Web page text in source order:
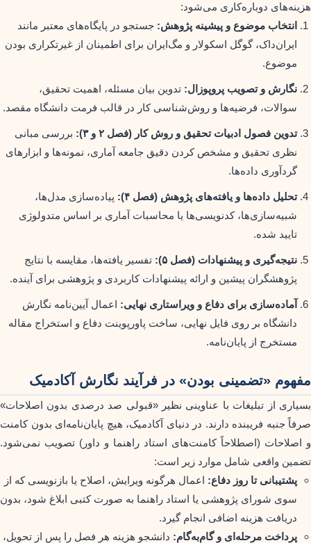
هزینه‌های دوباره‌کاری می‌شود:
انتخاب موضوع و پیشینه پژوهش: جستجو در پایگاه‌های معتبر مانند
ایران‌داک، گوگل اسکولار و مگ‌ایران برای اطمینان از غیرتکراری بودن
موضوع.
نگارش و تصویب پروپوزال: تدوین بیان مسئله، اهمیت تحقیق،
سوالات، فرضیه‌ها و روش‌شناسی کار در قالب فرمت دانشگاه مقصد.
تدوین فصول ادبیات تحقیق و روش کار (فصل ۲ و ۳):
بررسی مبانی
نظری تحقیق و مشخص کردن دقیق جامعه آماری، نمونه‌ها و ابزارهای
گردآوری داده‌ها.
تحلیل داده‌ها و یافته‌های پژوهش (فصل ۴):
پیاده‌سازی مدل‌ها،
شبیه‌سازی‌ها، کدنویسی‌ها یا محاسبات آماری بر اساس متدولوژی
تایید شده.
نتیجه‌گیری و پیشنهادات (فصل ۵):
تفسیر یافته‌ها، مقایسه با نتایج
پژوهشگران پیشین و ارائه پیشنهادات کاربردی و پژوهشی برای آینده.
آماده‌سازی برای دفاع و ویراستاری نهایی: اعمال آیین‌نامه نگارش
دانشگاه بر روی فایل نهایی، ساخت پاورپوینت دفاع و استخراج مقاله
مستخرج از پایان‌نامه.
مفهوم «تضمینی بودن» در فرآیند نگارش آکادمیک
بسیاری از تبلیغات با عناوینی نظیر «قبولی صد درصدی بدون اصلاحات»
صرفاً جنبه فریبنده دارند. در دنیای آکادمیک، هیچ پایان‌نامه‌ای بدون کامنت
و اصلاحات (اصطلاحاً کامنت‌های استاد راهنما و داور) تصویب نمی‌شود.
تضمین واقعی شامل موارد زیر است:
پشتیبانی تا روز دفاع: اعمال هرگونه ویرایش، اصلاح یا بازنویسی که از
سوی شورای پژوهشی یا استاد راهنما به صورت کتبی ابلاغ شود، بدون
دریافت هزینه اضافی انجام گیرد.
پرداخت مرحله‌ای و گام‌به‌گام: دانشجو هزینه هر فصل را پس از تحویل،